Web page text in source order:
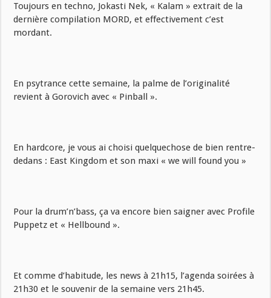
Toujours en techno, Jokasti Nek, « Kalam » extrait de la
dernière compilation MORD, et effectivement c’est
mordant.
En psytrance cette semaine, la palme de l’originalité
revient à Gorovich avec « Pinball ».
En hardcore, je vous ai choisi quelquechose de bien rentre-
dedans : East Kingdom et son maxi « we will found you »
Pour la drum’n’bass, ça va encore bien saigner avec Profile
Puppetz et « Hellbound ».
Et comme d’habitude, les news à 21h15, l’agenda soirées à
21h30 et le souvenir de la semaine vers 21h45.